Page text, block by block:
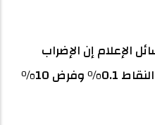
الإعلام إن الإضراب
بسبب فرض ضريبة جديدة على النقاط 0.1% وفرض 10%